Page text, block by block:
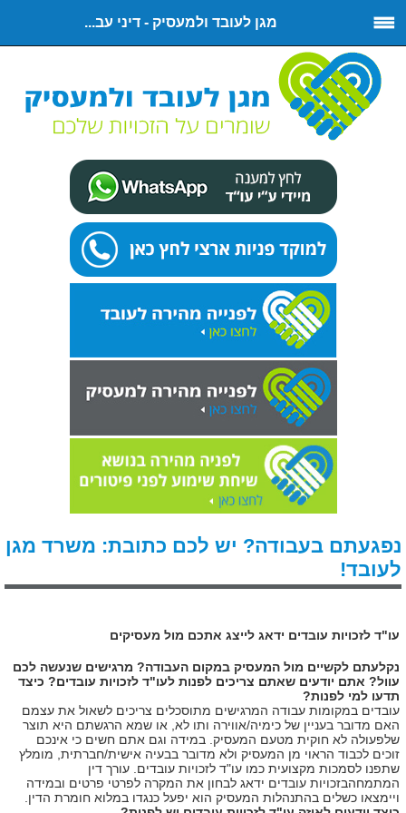
מגן לעובד ולמעסיק - דיני עב...
נפגעתם בעבודה? יש לכם כתובת: משרד מגן
לעובד!
עו"ד לזכויות עובדים ידאג לייצג אתכם מול מעסיקים
נקלעתם לקשיים מול המעסיק במקום העבודה? מרגישים שנעשה לכם
עוול? אתם יודעים שאתם צריכים לפנות לעו"ד לזכויות עובדים? כיצד
תדעו למי לפנות?
עובדים במקומות עבודה המרגישים מתוסכלים צריכים לשאול את עצמם
האם מדובר בעניין של כימיה/אווירה ותו לא, או שמא הרגשתם היא תוצר
שלפעולה לא חוקית מטעם המעסיק. במידה וגם אתם חשים כי אינכם
זוכים לכבוד הראוי מן המעסיק ולא מדובר בבעיה אישית/חברתית, מומלץ
שתפנו לסמכות מקצועית כמו עו"ד לזכויות עובדים. עורך דין
המתמחהבזכויות עובדים ידאג לבחון את המקרה לפרטי פרטים ובמידה
ויימצאו כשלים בהתנהלות המעסיק הוא יפעל כנגדו במלוא חומרת הדין.